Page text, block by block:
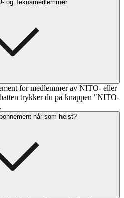
og Teknamedlemmer
for medlemmer av NITO- eller
trykker du på knappen "NITO-
når som helst?